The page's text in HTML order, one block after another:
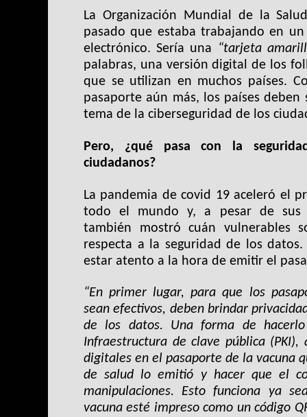
La Organización Mundial de la
pasado que estaba trabajando en
electrónico. Sería una “tarjeta
palabras, una versión digital de los
que se utilizan en muchos países.
pasaporte aún más, los países
tema de la ciberseguridad de los
Pero, ¿qué pasa con la
ciudadanos?
La pandemia de covid 19 aceleró el
todo el mundo y, a pesar de sus
también mostró cuán vulnerables
respecta a la seguridad de los
estar atento a la hora de emitir el
“En primer lugar, para que los
sean efectivos, deben brindar
de los datos. Una forma de
Infraestructura de clave pública
digitales en el pasaporte de la vacuna
de salud lo emitió y hacer que el
manipulaciones. Esto funciona ya
vacuna esté impreso como un código